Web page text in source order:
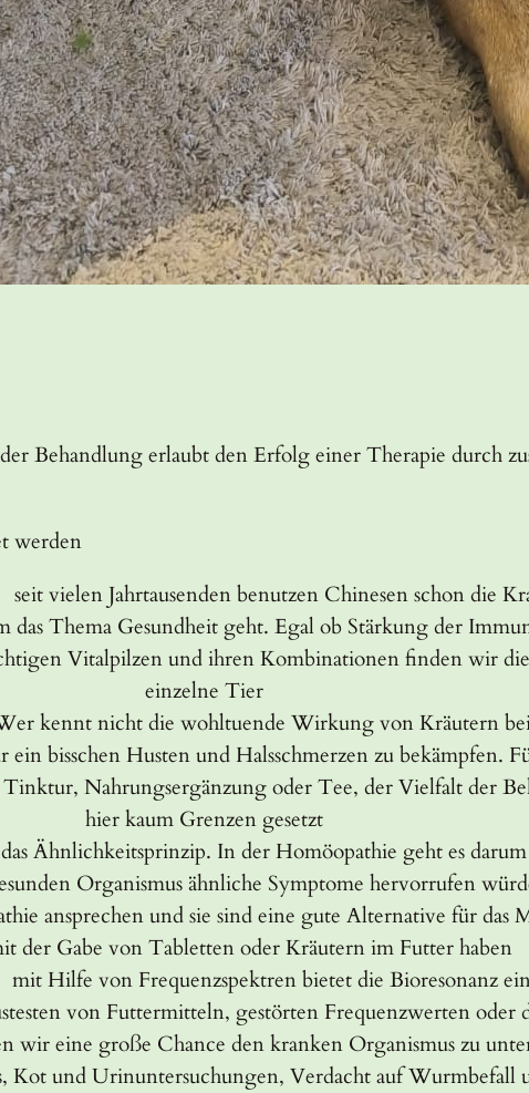
Behandlung erlaubt den Erfolg einer Therapie durch
werden
benutzen Chinesen schon die Kraft
Thema Gesundheit geht. Egal ob Stärkung der
Vitalpilzen und ihren Kombinationen finden wir die
einzelne Tier
Wirkung von Kräutern bei
bisschen Husten und Halsschmerzen zu bekämpfen.
Tinktur, Nahrungsergänzung oder Tee, der Vielfalt der
hier kaum Grenzen gesetzt
In der Homöopathie geht es darum das
Organismus ähnliche Symptome hervorrufen
ansprechen und sie sind eine gute Alternative für das
der Gabe von Tabletten oder Kräutern im Futter haben
bietet die Bioresonanz eine
von Futtermitteln, gestörten Frequenzwerten
wir eine große Chance den kranken Organismus zu
Verdacht auf Wurmbefall und